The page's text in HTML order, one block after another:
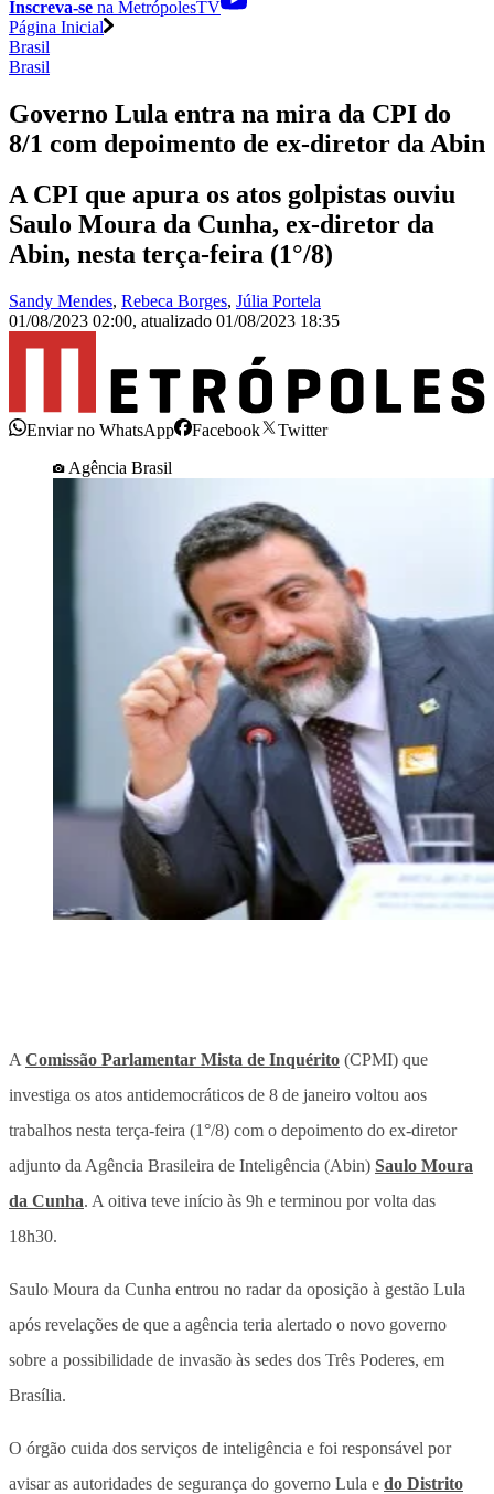
Inscreva-se na MetrópolesTV
Página Inicial
Brasil
Brasil
Governo Lula entra na mira da CPI do
8/1 com depoimento de ex-diretor da Abin
A CPI que apura os atos golpistas ouviu
Saulo Moura da Cunha, ex-diretor da
Abin, nesta terça-feira (1°/8)
Sandy Mendes, Rebeca Borges, Júlia Portela
01/08/2023 02:00, atualizado 01/08/2023 18:35
Enviar no WhatsApp Facebook
Twitter
Agência Brasil
A Comissão Parlamentar Mista de Inquérito (CPMI) que
investiga os atos antidemocráticos de 8 de janeiro voltou aos
trabalhos nesta terça-feira (1°/8) com o depoimento do ex-diretor
adjunto da Agência Brasileira de Inteligência (Abin) Saulo Moura
da Cunha. A oitiva teve início às 9h e terminou por volta das
18h30.
Saulo Moura da Cunha entrou no radar da oposição à gestão Lula
após revelações de que a agência teria alertado o novo governo
sobre a possibilidade de invasão às sedes dos Três Poderes, em
Brasília.
O órgão cuida dos serviços de inteligência e foi responsável por
avisar as autoridades de segurança do governo Lula e do Distrito